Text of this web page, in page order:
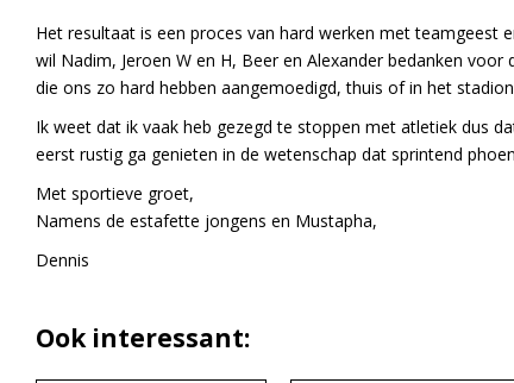
Het resultaat is een proces van hard werken met teamgeest
wil Nadim, Jeroen W en H, Beer en Alexander bedanken
die ons zo hard hebben aangemoedigd, thuis of in het
Ik weet dat ik vaak heb gezegd te stoppen met atletiek dus
eerst rustig ga genieten in de wetenschap dat sprintend
Met sportieve groet,
Namens de estafette jongens en Mustapha,
Dennis
Ook interessant: